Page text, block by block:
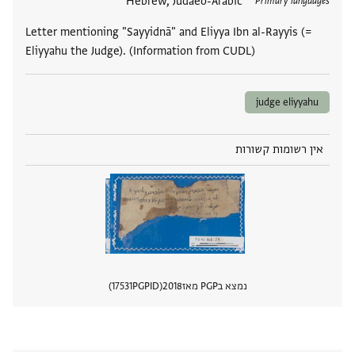
Letter mentioning "Sayyidnā" and Eliyya Ibn al-Rayyis (=
Eliyyahu the Judge). (Information from CUDL)
judge eliyyahu
אין רשומות קשורות
נמצא בPGP מאז 2018
PGPID
17531